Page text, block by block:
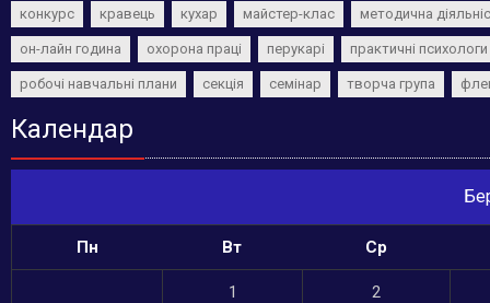
конкурс кравець кухар майстер-клас методична
он-лайн година охорона праці перукарі практичні психологи
робочі навчальні плани секція семінар творча група
Календар
Пн Вт Ср
1 2